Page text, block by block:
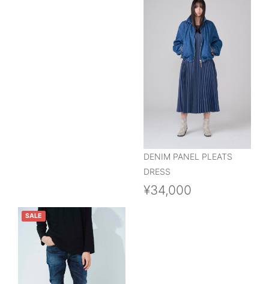
DENIM PANEL PLEATS
DRESS
¥34,000
SALE